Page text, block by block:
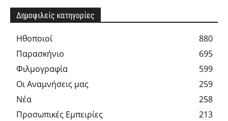
Δημοφιλείς κατηγορίες
Hθοποιοί
880
Παρασκήνιο
695
Φιλμογραφία
599
Οι Αναμνήσεις μας
259
Νέα
258
Προσωπικές Εμπειρίες
213